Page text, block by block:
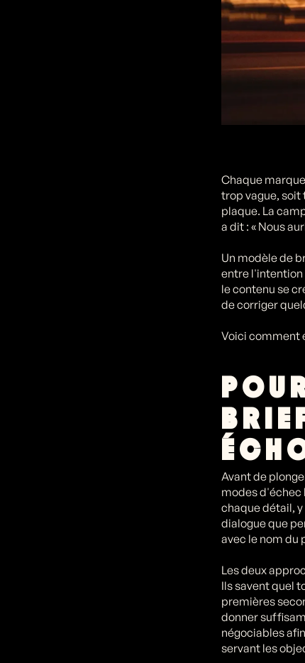
Chaque
trop vague, soit
plaque. La
a dit : « Nous
Un modèle de
entre l'intention
le contenu se
de corriger
Voici comment
Avant de
modes d'échec
chaque détail,
dialogue que
avec le nom du
Les deux
Ils savent quel
premières
donner
négociables
servant les